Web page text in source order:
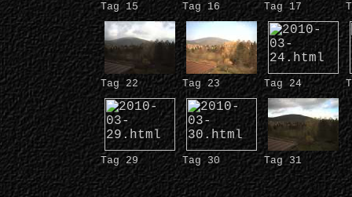
Tag 15 Tag 16 Tag 17
Tag 22 Tag 23 Tag 24
Tag 29 Tag 30 Tag 31